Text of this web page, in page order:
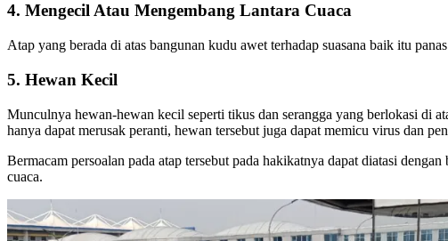
4. Mengecil Atau Mengembang Lantara Cuaca
Atap yang berada di atas bangunan kudu awet terhadap suasana baik itu
5. Hewan Kecil
Munculnya hewan-hewan kecil seperti tikus dan serangga yang berlokasi di
hanya dapat merusak peranti, hewan tersebut juga dapat memicu virus dan
Bermacam persoalan pada atap tersebut pada hakikatnya dapat diatasi
cuaca.